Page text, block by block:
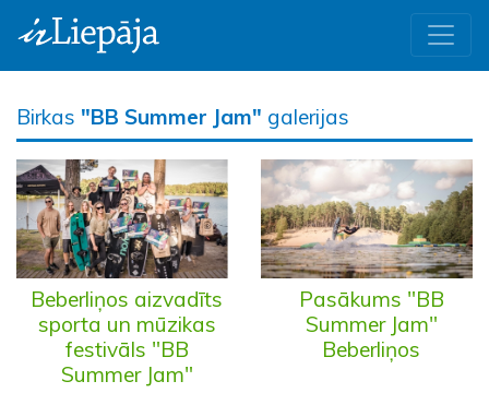
Birkas "BB Summer Jam" galerijas
Beberliņos aizvadīts
sporta un mūzikas
festivāls "BB
Summer Jam"
Pasākums "BB
Summer Jam"
Beberliņos